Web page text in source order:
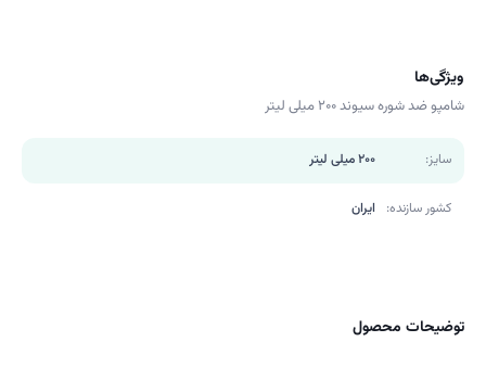
ویژگی‌ها
شامپو ضد شوره سیوند 200 میلی لیتر
سایز: 200 میلی لیتر
کشور سازنده: ایران
توضیحات محصول